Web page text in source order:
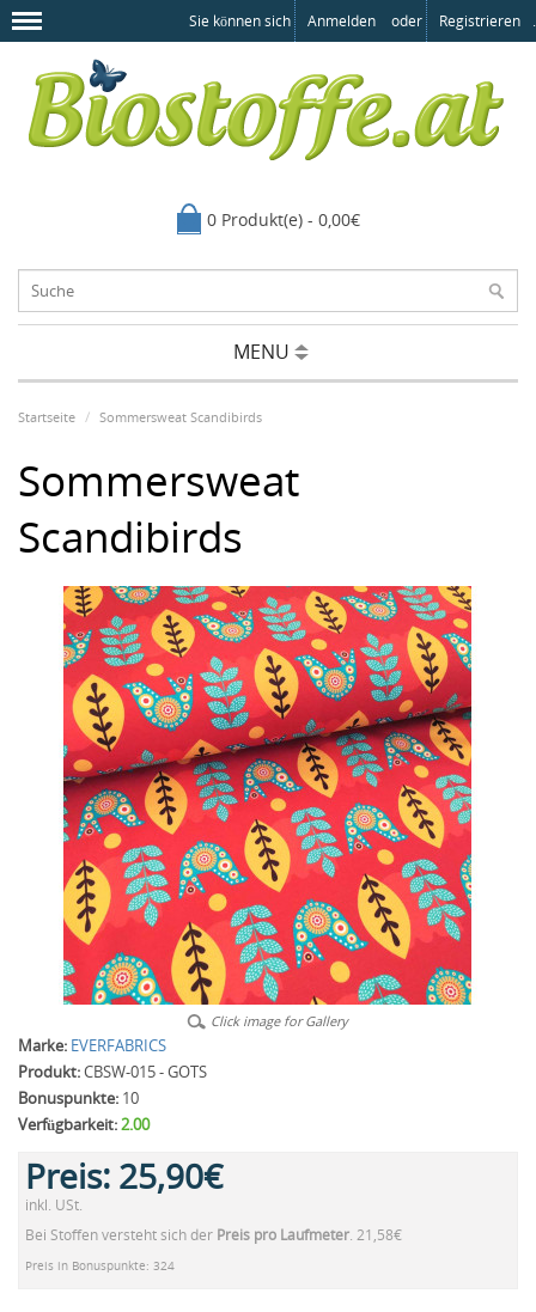
Sie können sich Anmelden oder Registrieren .
0 Produkt(e) - 0,00€
MENU
Startseite Sommersweat Scandibirds
Sommersweat
Scandibirds
Click image for Gallery
Marke: EVERFABRICS
Produkt:CBSW-015 - GOTS
Bonuspunkte: 10
Verfügbarkeit:2.00
Preis: 25,90€
inkl. USt.
Bei Stoffen versteht sich der Preis pro Laufmeter. 21,58€
Preis in Bonuspunkte: 324